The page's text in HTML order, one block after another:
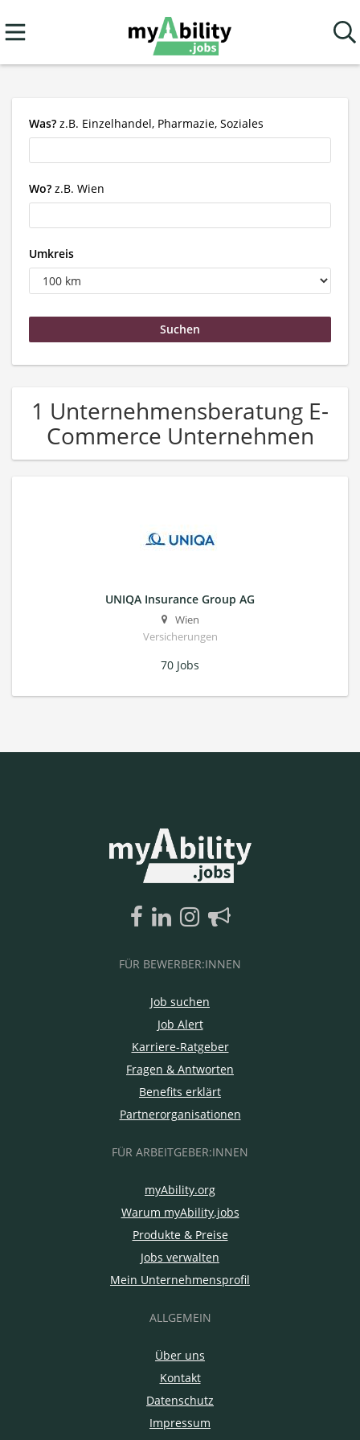
Was? z.B. Einzelhandel, Pharmazie, Soziales
Wo? z.B. Wien
Umkreis
1 Unternehmensberatung E-
Commerce Unternehmen
UNIQA Insurance Group AG
Wien
Versicherungen
70 Jobs
FÜR BEWERBER:INNEN
Job suchen
Job Alert
Karriere-Ratgeber
Fragen & Antworten
Benefits erklärt
Partnerorganisationen
FÜR ARBEITGEBER:INNEN
myAbility.org
Warum myAbility.jobs
Produkte & Preise
Jobs verwalten
Mein Unternehmensprofil
ALLGEMEIN
Über uns
Kontakt
Datenschutz
Impressum